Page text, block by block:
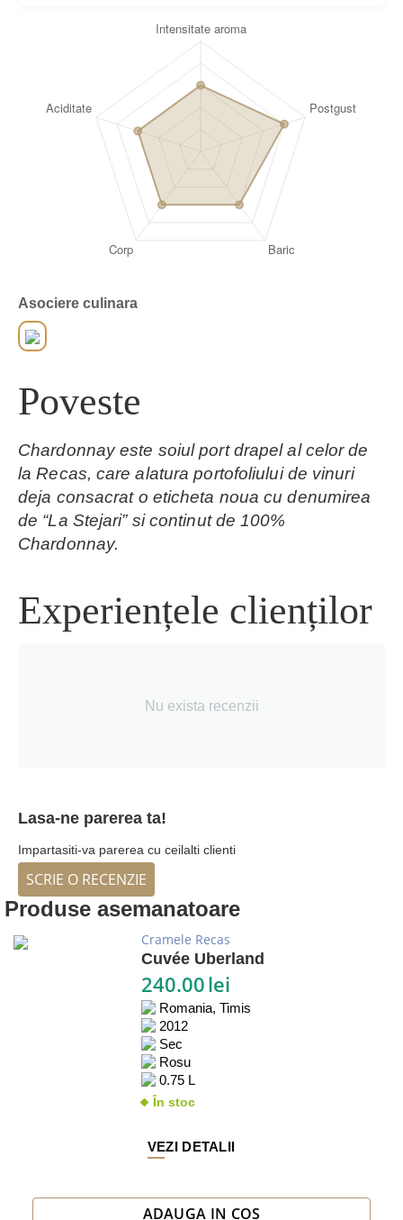
Asociere culinara
Poveste
Chardonnay este soiul port drapel al celor de
la Recas, care alatura portofoliului de vinuri
deja consacrat o eticheta noua cu denumirea
de “La Stejari” si continut de 100%
Chardonnay.
Experiențele clienților
Nu exista recenzii
Lasa-ne parerea ta!
Impartasiti-va parerea cu ceilalti clienti
SCRIE O RECENZIE
Produse asemanatoare
Cramele Recas
Cuvée Uberland
240.00lei
Romania, Timis
2012
Sec
Rosu
0.75 L
În stoc
VEZI DETALII
ADAUGA IN COS